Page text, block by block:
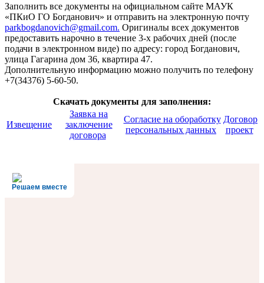
Заполнить все документы на официальном сайте МАУК
«ПКиО ГО Богданович» и отправить на электронную почту
parkbogdanovich@gmail.com. Оригиналы всех документов
предоставить нарочно в течение 3-х рабочих дней (после
подачи в электронном виде) по адресу: город Богданович,
улица Гагарина дом 36, квартира 47.
Дополнительную информацию можно получить по телефону
+7(34376) 5-60-50.
Скачать документы для заполнения:
Извещение
Заявка на
заключение
договора
Согласие на обоработку
персональных данных
Договор
проект
Решаем вместе